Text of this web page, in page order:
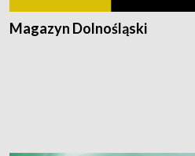
Magazyn Dolnośląski